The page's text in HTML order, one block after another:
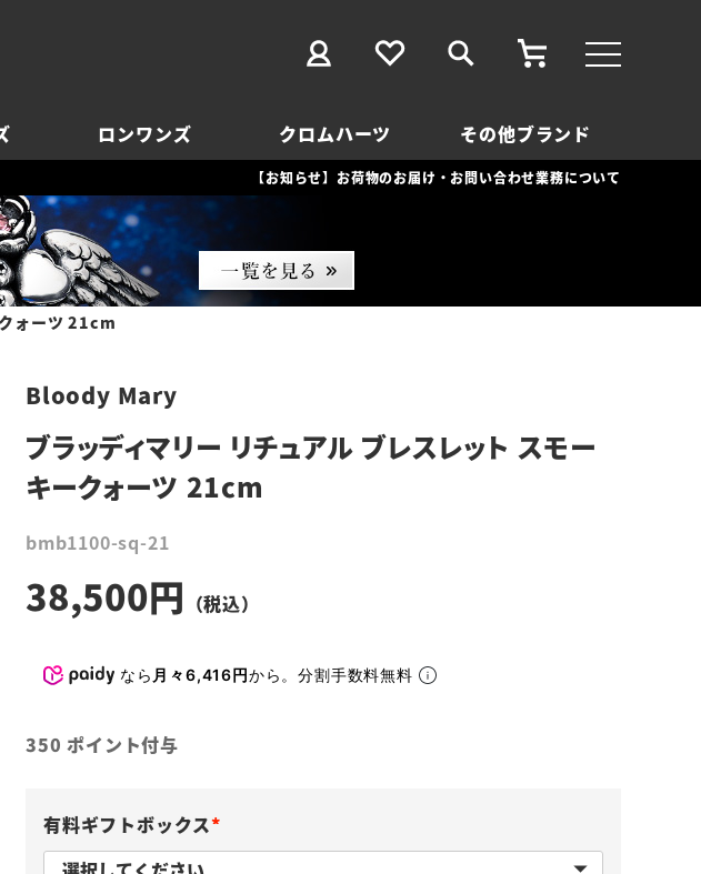
ロンワンズ クロムハーツ その他ブランド
【お知らせ】お荷物のお届け・お問い合わせ業務について
ォーツ 21cm
Bloody Mary
ブラッディマリー リチュアル ブレスレット スモー
キークォーツ 21cm
bmb1100-sq-21
38,500
なら 月々6,416円から。分割手数料無料
350 ポイント付与
有料ギフトボックス
(